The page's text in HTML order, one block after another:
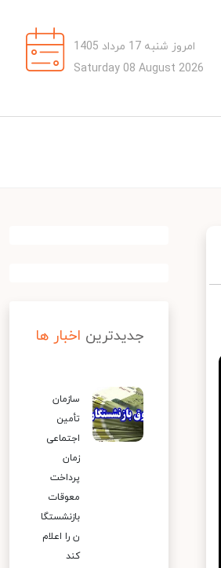
امروز شنبه 17 مرداد 1405
Saturday 08 August 2026
جدیدترین اخبار ها
سازمان
تأمین
اجتماعی
زمان
پرداخت
معوقات
بازنشستگا
ن را اعلام
کند